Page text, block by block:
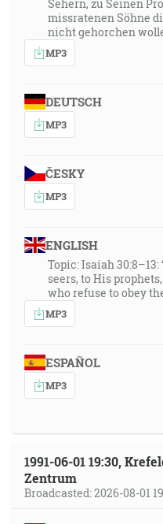
Sehern, zu Seinen
missratenen Söhne
nicht gehorchen
MP3
DEUTSCH
MP3
ČESKY
MP3
ENGLISH
Topic: Isaiah 30:8–13:
seers, to His
who refuse to obey
MP3
ESPAÑOL
MP3
1991-06-01 19:30,
Zentrum
Broadcasted: 2026-08-01